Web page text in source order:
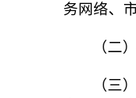
务网络、
（二
（三